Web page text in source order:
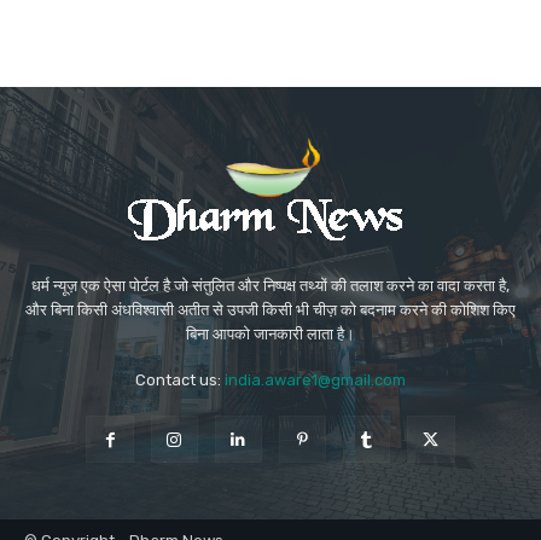
धर्म न्यूज़ एक ऐसा पोर्टल है जो संतुलित और निष्पक्ष तथ्यों की तलाश करने का वादा करता है,
और बिना किसी अंधविश्वासी अतीत से उपजी किसी भी चीज़ को बदनाम करने की कोशिश किए
बिना आपको जानकारी लाता है।
Contact us: india.aware1@gmail.com